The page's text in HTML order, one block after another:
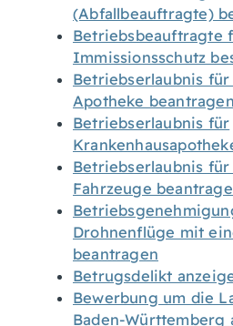
(Abfallbeauftragte)
Betriebsbeauftragte
Immissionsschutz
Betriebserlaubnis
Apotheke beantragen
Betriebserlaubnis für
Betriebserlaubnis
Fahrzeuge
Drohnenflüge mit
beantragen
Betrugsdelikt
Bewerbung um die
Baden-Württemberg